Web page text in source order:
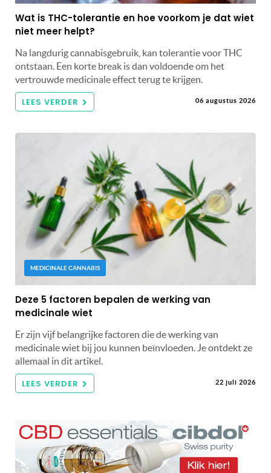
Wat is THC-tolerantie en hoe voorkom je dat wiet
niet meer helpt?
Na langdurig cannabisgebruik, kan tolerantie voor THC
ontstaan. Een korte break is dan voldoende om het
vertrouwde medicinale effect terug te krijgen.
LEES VERDER 06 augustus 2026
MEDICINALE CANNABIS
Deze 5 factoren bepalen de werking van
medicinale wiet
Er zijn vijf belangrijke factoren die de werking van
medicinale wiet bij jou kunnen beïnvloeden. Je ontdekt ze
allemaal in dit artikel.
LEES VERDER 22 juli 2026